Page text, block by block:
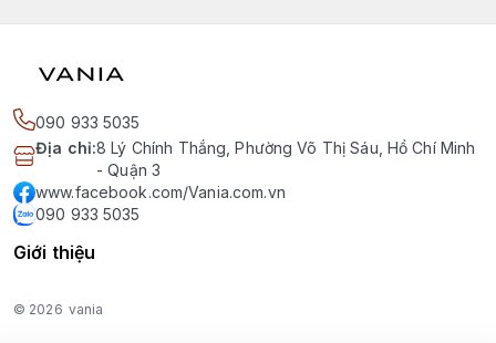
090 933 5035
Địa chỉ:8 Lý Chính Thắng, Phường Võ Thị Sáu, Hồ Chí Minh
- Quận 3
www.facebook.com/Vania.com.vn
090 933 5035
Giới thiệu
© 2026 vania